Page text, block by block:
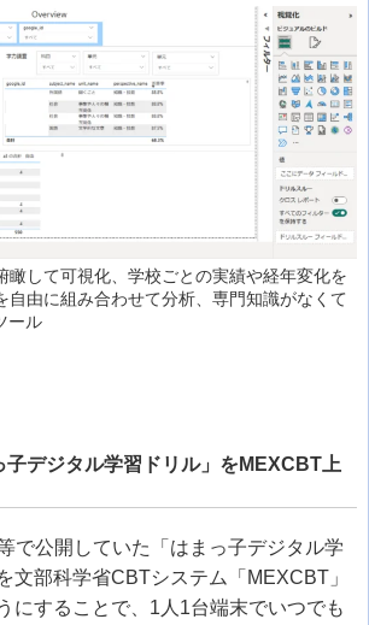
瞰して可視化、学校ごとの実績や経年変化を
自由に組み合わせて分析、専門知識がなくて
ール
子デジタル学習ドリル」をMEXCBT上
で公開していた「はまっ子デジタル学
文部科学省CBTシステム「MEXCBT」
にすることで、1人1台端末でいつでも